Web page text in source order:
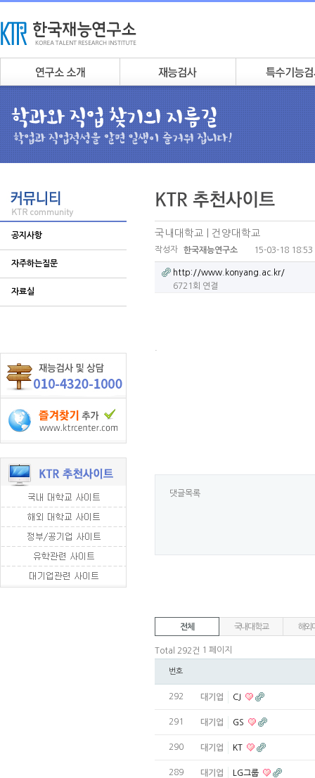
공지사항
자주하는질문
자료실
국내대학교 | 건양대학교
작성자 한국재능연구소 15-03-18 18:53
http://www.konyang.ac.kr/
6721회 연결
댓글목록
전체 국내대학교 해외
Total 292건 1 페이지
번호
292 대기업 CJ
291 대기업 GS
290 대기업 KT
289 대기업 LG그룹